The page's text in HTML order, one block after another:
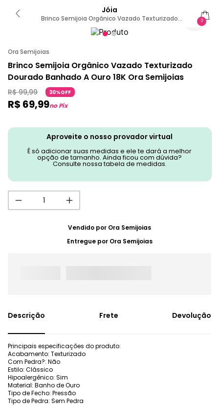
Jóia
Brinco Semijoia Orgânico Vazado Texturizado
Banhado A Ouro U / Dourado
0
Ora Semijoias
Brinco Semijoia Orgânico Vazado Texturizado
Dourado Banhado A Ouro 18K Ora Semijoias
R$ 99,99 30%OFF
R$ 69,99no Pix
Aproveite o nosso provador virtual
É só adicionar suas medidas e ele te dará a melhor
opção de tamanho. Ainda ficou com dúvida?
Consulte nossa tabela de medidas.
Vendido por Ora Semijoias
Entregue por Ora Semijoias
Frete Devolução
Principais especificações do produto:
Acabamento: Texturizado
Com Pedra?: Não
Estilo: Clássico
Hipoalergênico: Sim
Material: Banho de Ouro
Tipo de Fecho: Pressão
Tipo de Pedra: Sem Pedra